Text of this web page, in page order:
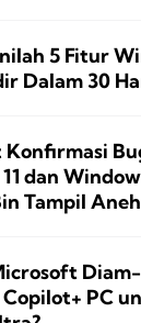
5 Fitur
Dalam 30
dan
Tampil Aneh
PC